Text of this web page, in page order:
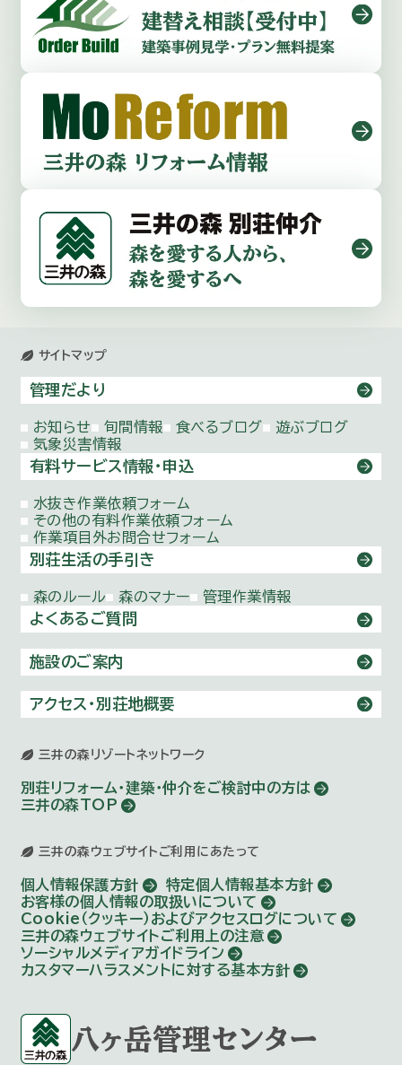
サイトマップ
管理だより
お知らせ 旬間情報 食べるブログ
遊ぶブログ
気象災害情報
有料サービス情報・申込
水抜き作業依頼フォーム
その他の有料作業依頼フォーム
作業項目外お問合せフォーム
別荘生活の手引き
森のルール 森のマナー 管理作業情報
よくあるご質問
施設のご案内
アクセス・別荘地概要
三井の森リゾートネットワーク
別荘リフォーム・建築・仲介をご検討中の方は
三井の森TOP
三井の森ウェブサイトご利用にあたって
個人情報保護方針
特定個人情報基本方針
お客様の個人情報の取扱いについて
Cookie（クッキー）およびアクセスログについて
三井の森ウェブサイトご利用上の注意
ソーシャルメディアガイドライン
カスタマーハラスメントに対する基本方針
八ヶ岳管理センター